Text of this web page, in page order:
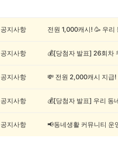
공지사항
공지사항
공지사항
공지사항
공지사항 📢동네생활 커뮤니티